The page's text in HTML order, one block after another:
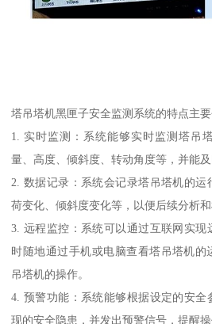
塔吊塔机黑匣子安全监测系统的特点主
1. 实时监测：系统能够实时监测塔吊
量、高度、倾斜度、转动角度等，并能及
2. 数据记录：系统会记录塔吊塔机的
荷变化、倾斜度变化等，以便后续分析和
3. 远程监控：系统可以通过互联网实
时随地通过手机或电脑查看塔吊塔机的
吊塔机的操作。
4. 预警功能：系统能够根据设定的安全
现的安全隐患，并发出预警信号，提醒